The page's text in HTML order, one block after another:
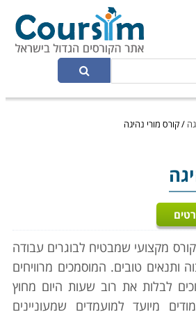
/קורס מורי נהיגה
מקצועי שמבטיח לבוגרים עבודה
טובים. המוסמכים מרוויחים
לבלות את רוב שעות היום מחוץ
מיועד למועמדים שמעוניינים